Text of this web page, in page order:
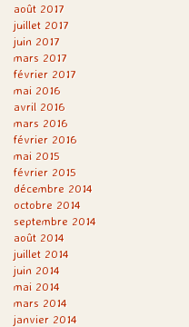
août 2017
juillet 2017
juin 2017
mars 2017
février 2017
mai 2016
avril 2016
mars 2016
février 2016
mai 2015
février 2015
décembre 2014
octobre 2014
septembre 2014
août 2014
juillet 2014
juin 2014
mai 2014
mars 2014
janvier 2014